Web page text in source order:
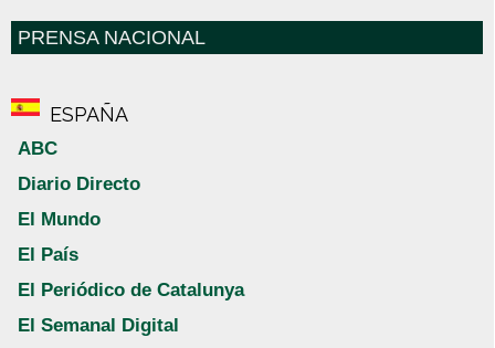
PRENSA NACIONAL
ESPAÑA
ABC
Diario Directo
El Mundo
El País
El Periódico de Catalunya
El Semanal Digital